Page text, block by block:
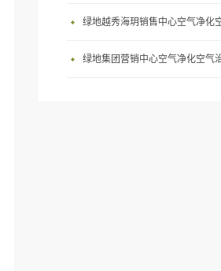
绿地越秀海玥销售中心空气净化
绿地集团营销中心空气净化空气